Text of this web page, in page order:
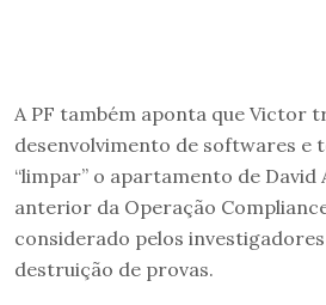
A PF também aponta que Victor
desenvolvimento de softwares e
“limpar” o apartamento de David
anterior da Operação
considerado pelos
destruição de provas.